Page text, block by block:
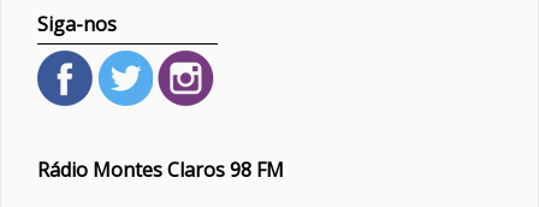
Siga-nos
Rádio Montes Claros 98 FM